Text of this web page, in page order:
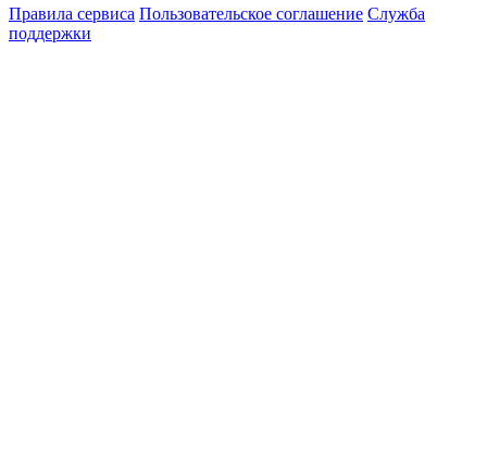
Правила сервиса Пользовательское соглашение Служба
поддержки